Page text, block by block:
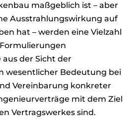
maßgeblich ist – aber
Ausstrahlungswirkung auf
hat – werden eine Vielzahl
der Sicht der
wesentlicher Bedeutung bei
Vereinbarung konkreter
mit dem Ziel
Vertragswerkes sind.